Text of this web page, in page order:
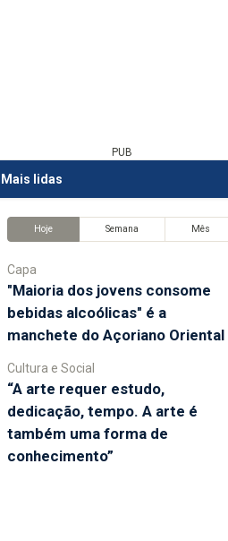
PUB
Mais lidas
Hoje Semana Mês
Capa
"Maioria dos jovens consome
bebidas alcoólicas" é a
manchete do Açoriano Oriental
Cultura e Social
“A arte requer estudo,
dedicação, tempo. A arte é
também uma forma de
conhecimento”